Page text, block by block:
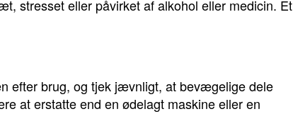
stresset eller påvirket af alkohol eller medicin. Et
efter brug, og tjek jævnligt, at bevægelige dele
at erstatte end en ødelagt maskine eller en